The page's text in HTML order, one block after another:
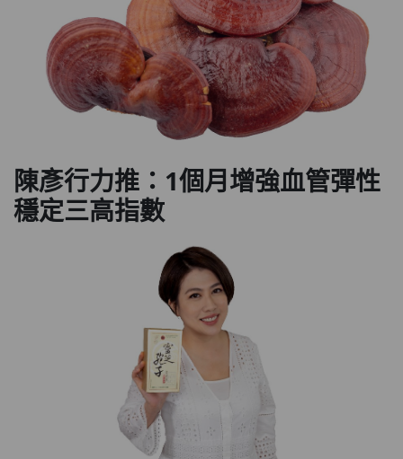
陳彥行力推：1個月增強血管彈性
穩定三高指數